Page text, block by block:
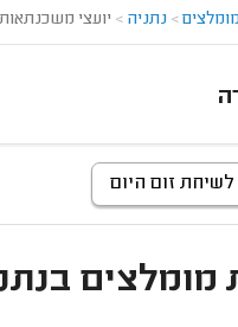
> נתניה > יועצי
לשיחת זום היום
מומלצים